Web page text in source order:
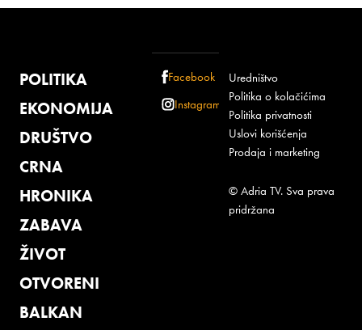
POLITIKA
EKONOMIJA
DRUŠTVO
CRNA
HRONIKA
ZABAVA
ŽIVOT
OTVORENI
BALKAN
Facebook
Instagram
Uredništvo
Politika o kolačićima
Politika privatnosti
Uslovi korišćenja
Prodaja i marketing
© Adria TV. Sva prava
pridržana